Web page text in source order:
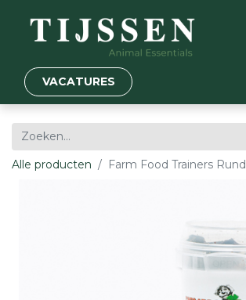
VACATURES
Alle producten Farm Food Trainers Rund